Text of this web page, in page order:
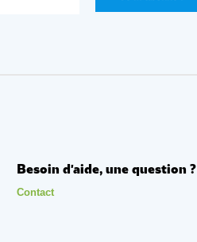
Besoin d'aide, une question ?
Contact